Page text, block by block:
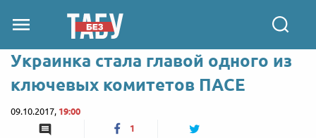
Украинка стала главой одного из
ключевых комитетов ПАСЕ
09.10.2017, 19:00
1